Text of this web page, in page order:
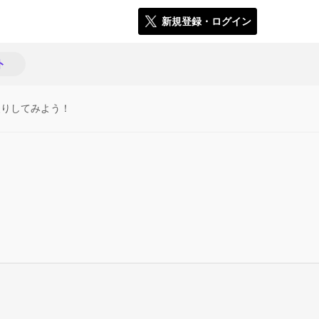
新規登録・ログイン
してみよう！